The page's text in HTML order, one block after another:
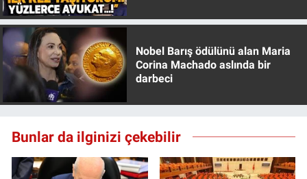
Nobel Barış ödülünü alan Maria
Corina Machado aslında bir
darbeci
Bunlar da ilginizi çekebilir